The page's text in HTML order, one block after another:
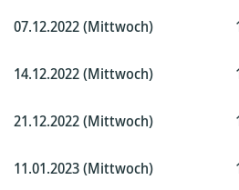
07.12.2022 (Mittwoch)
14.12.2022 (Mittwoch)
21.12.2022 (Mittwoch)
11.01.2023 (Mittwoch)